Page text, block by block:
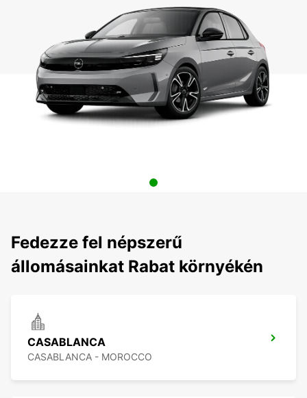
Fedezze fel népszerű
állomásainkat Rabat környékén
CASABLANCA
CASABLANCA - MOROCCO